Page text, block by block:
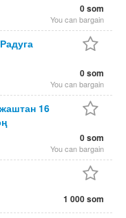
0 som
You can bargain
0 som
You can bargain
16
0 som
You can bargain
1 000 som